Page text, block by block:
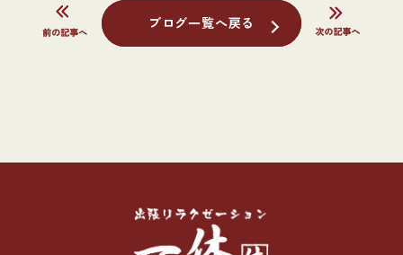
ブログ一覧へ戻る